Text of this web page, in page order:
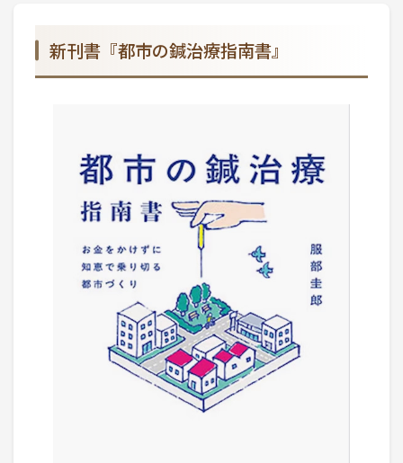
新刊書『都市の鍼治療指南書』